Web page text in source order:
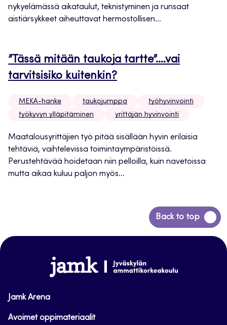
nykyelämässä aikataulut, teknistyminen ja runsaat
aistiärsykkeet aiheuttavat hermostollisen...
”Tässä mitään taukoja tartte”….vai
tarvitsisiko kuitenkin?
MEKA-hanke taukojumppa
työhyvinvointi
työkyvyn ylläpitäminen
yrittäjän hyvinvointi
Maatalousyrittäjien työ pitää sisällään hyvin erilaisia
tehtäviä, vaihtelevissa toimintaympäristöissä.
Perustehtävää hoidetaan niin pelloilla, kuin navetoissa
mutta aikaa kuluu paljon myös...
Back to top
Siirry
takaisin
www.jamk.fi
Jamk Arena
Avoimet oppimateriaalit